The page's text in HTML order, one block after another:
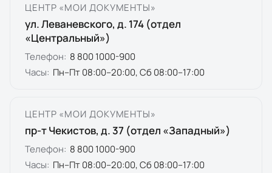
ЦЕНТР «МОИ ДОКУМЕНТЫ»
ул. Леваневского, д. 174 (отдел
«Центральный»)
Телефон: 8 800 1000-900
Часы: Пн–Пт 08:00–20:00, Сб 08:00–17:00
ЦЕНТР «МОИ ДОКУМЕНТЫ»
пр-т Чекистов, д. 37 (отдел «Западный»)
Телефон: 8 800 1000-900
Часы: Пн–Пт 08:00–20:00, Сб 08:00–17:00